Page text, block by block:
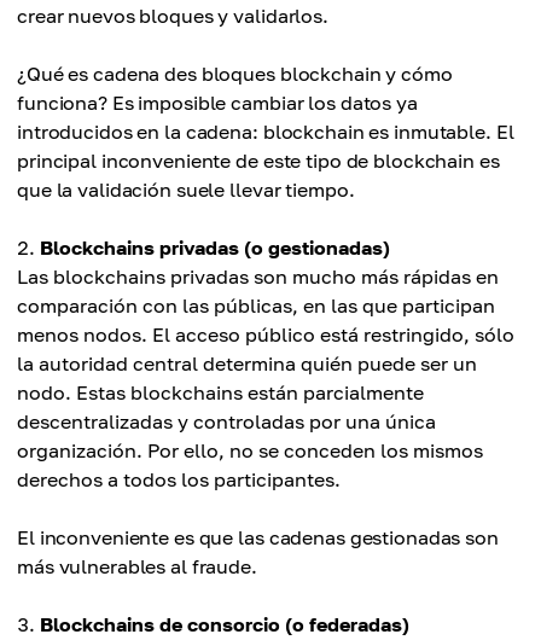
crear nuevos bloques y validarlos.
¿Qué es cadena des bloques blockchain y cómo
funciona? Es imposible cambiar los datos ya
introducidos en la cadena: blockchain es inmutable. El
principal inconveniente de este tipo de blockchain es
que la validación suele llevar tiempo.
Blockchains privadas (o gestionadas)
Las blockchains privadas son mucho más rápidas en
comparación con las públicas, en las que participan
menos nodos. El acceso público está restringido, sólo
la autoridad central determina quién puede ser un
nodo. Estas blockchains están parcialmente
descentralizadas y controladas por una única
organización. Por ello, no se conceden los mismos
derechos a todos los participantes.
El inconveniente es que las cadenas gestionadas son
más vulnerables al fraude.
Blockchains de consorcio (o federadas)